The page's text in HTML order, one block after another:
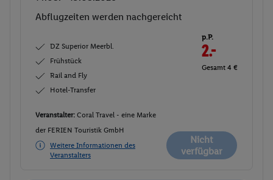
Abflugzeiten werden nachgereicht
DZ Superior Meerbl.
Frühstück
Rail and Fly
Hotel-Transfer
p.P.
2.-
Gesamt 4 €
Veranstalter: Coral Travel - eine Marke
der FERIEN Touristik GmbH
Weitere Informationen des
Veranstalters
Nicht
verfügbar